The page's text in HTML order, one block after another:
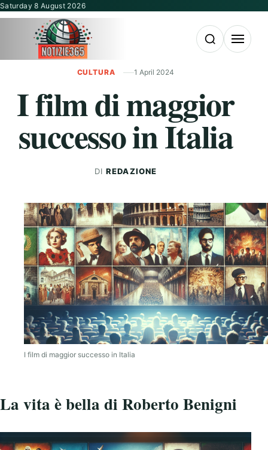
Vai al contenuto
Saturday 8 August 2026
Apri la ricerca
Apri il
CULTURA 1 April 2024
I film di maggior
successo in Italia
DIREDAZIONE
I film di maggior successo in Italia
La vita è bella di Roberto Benigni